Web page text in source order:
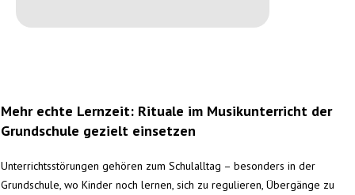
Mehr echte Lernzeit: Rituale im Musikunterricht der
Grundschule gezielt einsetzen
Unterrichtsstörungen gehören zum Schulalltag – besonders in der
Grundschule, wo Kinder noch lernen, sich zu regulieren, Übergänge zu